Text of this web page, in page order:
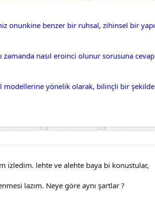
onunkine benzer bir ruhsal, zihinsel bir yapı
nasıl eroinci olunur sorusuna cevap
modellerine yönelik olarak, bilinçli bir şekilde
izledim. lehte ve alehte baya bi konustular,
lazım. Neye göre aynı şartlar ?